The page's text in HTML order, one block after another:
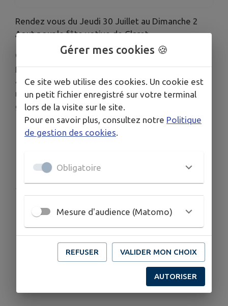
Rendez vous du Jeudi 30 Juillet au Dimanche 2
Aout pour le fête votive de Claret.
Concours de pétanque, belote, bandido, toro
piscine, histoire pour les enfants, course de caisse
a savons, concerts, manèges, jeux ...., apéro
mousse, et bien sur soirée dansante, pour le plus
grand plaisir de tous.
Publié par Commune de Claret
Gérer mes cookies 🍪
Ce site web utilise des cookies. Un cookie est
un petit fichier enregistré sur votre terminal
lors de la visite sur le site.
Pour en savoir plus, consultez notre Politique
de gestion des cookies.
Obligatoire
Mesure d'audience (Matomo)
REFUSER VALIDER MON CHOIX
AUTORISER